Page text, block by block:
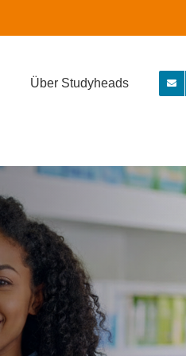
Über Studyheads